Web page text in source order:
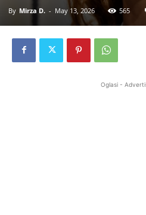
By Mirza D. - May 13, 2026 565
Oglasi -